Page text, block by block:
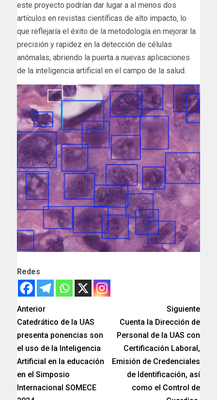
este proyecto podrían dar lugar a al menos dos
artículos en revistas científicas de alto impacto, lo
que reflejaría el éxito de la metodología en mejorar la
precisión y rapidez en la detección de células
anómalas, abriendo la puerta a nuevas aplicaciones
de la inteligencia artificial en el campo de la salud.
Redes
Anterior
Catedrático de la UAS
presenta ponencias son
el uso de la Inteligencia
Artificial en la educación
en el Simposio
Internacional SOMECE
Siguiente
Cuenta la Dirección de
Personal de la UAS con
Certificación Laboral,
Emisión de Credenciales
de Identificación, así
como el Control de